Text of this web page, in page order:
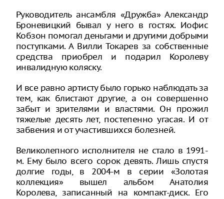
Руководитель ансамбля «Дружба» Александр
Броневицкий бывал у него в гостях. Иофис
Кобзон помогал деньгами и другими добрыми
поступками. А Вилли Токарев за собственные
средства приобрел и подарил Королеву
инвалидную коляску.
И все равно артисту было горько наблюдать за
тем, как блистают другие, а он совершенно
забыт и зрителями и властями. Он прожил
тяжелые десять лет, постепенно угасая. И от
забвения и от участившихся болезней.
Великолепного исполнителя не стало в 1991-
м. Ему было всего сорок девять. Лишь спустя
долгие годы, в 2004-м в серии «Золотая
коллекция» вышел альбом Анатолия
Королева, записанный на компакт-диск. Его